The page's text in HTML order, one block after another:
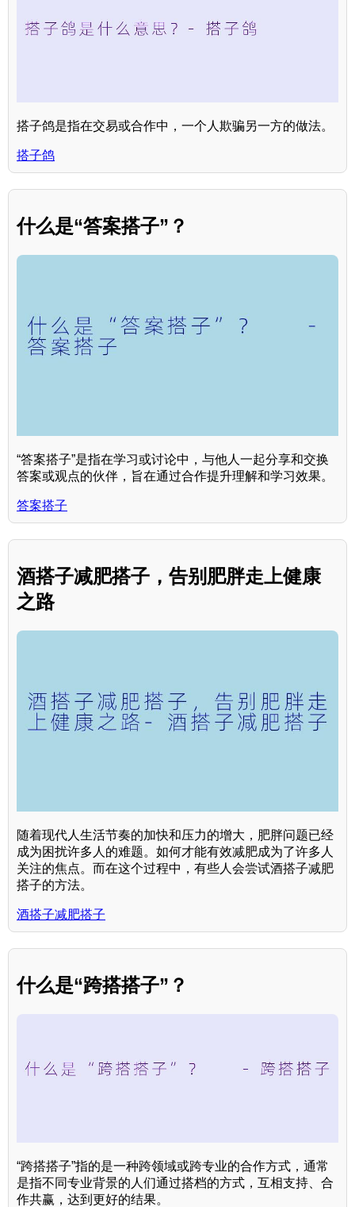
搭子鸽是指在交易或合作中，一个人欺骗另一方的做法。
搭子鸽
什么是“答案搭子”？
“答案搭子”是指在学习或讨论中，与他人一起分享和交换
答案或观点的伙伴，旨在通过合作提升理解和学习效果。
答案搭子
酒搭子减肥搭子，告别肥胖走上健康
之路
随着现代人生活节奏的加快和压力的增大，肥胖问题已经
成为困扰许多人的难题。如何才能有效减肥成为了许多人
关注的焦点。而在这个过程中，有些人会尝试酒搭子减肥
搭子的方法。
酒搭子减肥搭子
什么是“跨搭搭子”？
“跨搭搭子”指的是一种跨领域或跨专业的合作方式，通常
是指不同专业背景的人们通过搭档的方式，互相支持、合
作共赢，达到更好的结果。